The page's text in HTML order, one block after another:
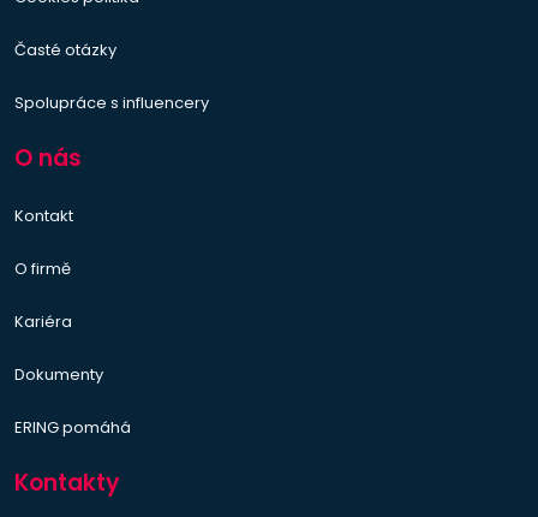
Časté otázky
Spolupráce s influencery
O nás
Kontakt
O firmě
Kariéra
Dokumenty
ERING pomáhá
Kontakty